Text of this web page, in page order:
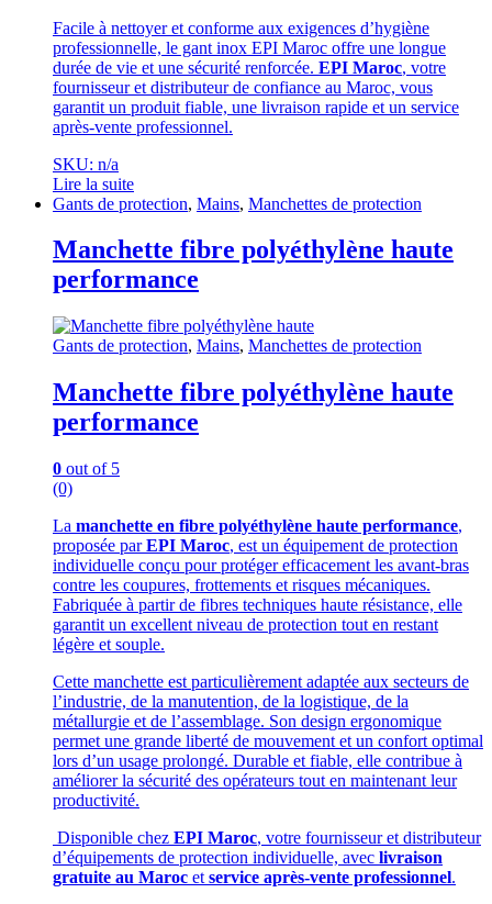
Facile à nettoyer et conforme aux exigences d’hygiène
professionnelle, le gant inox EPI Maroc offre une longue
durée de vie et une sécurité renforcée. EPI Maroc, votre
fournisseur et distributeur de confiance au Maroc, vous
garantit un produit fiable, une livraison rapide et un service
après-vente professionnel.
SKU: n/a
Lire la suite
Gants de protection, Mains, Manchettes de protection
Manchette fibre polyéthylène haute
performance
Gants de protection, Mains, Manchettes de protection
Manchette fibre polyéthylène haute
performance
0 out of 5
(0)
La manchette en fibre polyéthylène haute performance,
proposée parEPI Maroc, est un équipement de protection
individuelle conçu pour protéger efficacement les avant-bras
contre les coupures, frottements et risques mécaniques.
Fabriquée à partir de fibres techniques haute résistance, elle
garantit un excellent niveau de protection tout en restant
légère et souple.
Cette manchette est particulièrement adaptée aux secteurs de
l’industrie, de la manutention, de la logistique, de la
métallurgie et de l’assemblage. Son design ergonomique
permet une grande liberté de mouvement et un confort optimal
lors d’un usage prolongé. Durable et fiable, elle contribue à
améliorer la sécurité des opérateurs tout en maintenant leur
productivité.
Disponible chez EPI Maroc, votre fournisseur et distributeur
d’équipements de protection individuelle, avec livraison
gratuite au Maroc et service après-vente professionnel.